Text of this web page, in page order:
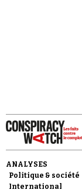
ANALYSES
Politique & société
International